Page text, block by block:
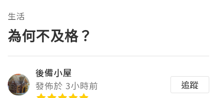
生活
為何不及格？
後備小屋
發佈於 3小時前
追蹤